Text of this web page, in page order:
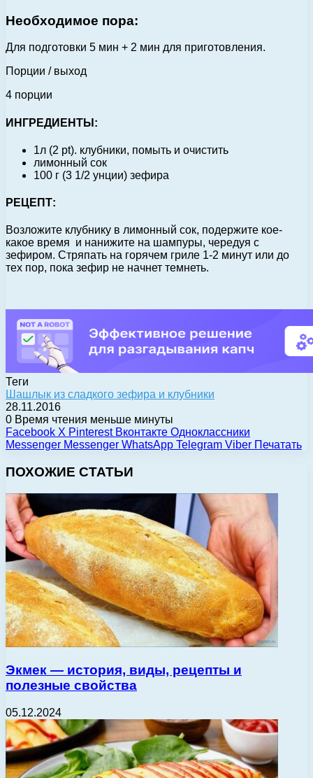
Необходимое пора:
Для подготовки 5 мин + 2 мин для приготовления.
Порции / выход
4 порции
ИНГРЕДИЕНТЫ:
1л (2 pt). клубники, помыть и очистить
лимонный сок
100 г (3 1/2 унции) зефира
РЕЦЕПТ:
Возложите клубнику в лимонный сок, подержите кое-
какое время и нанижите на шампуры, чередуя с
зефиром. Стряпать на горячем гриле 1-2 минут или до
тех пор, пока зефир не начнет темнеть.
Теги
Шашлык из сладкого зефира и клубники
28.11.2016
0 Время чтения меньше минуты
Facebook X Pinterest Вконтакте Одноклассники
Messenger Messenger WhatsApp Telegram Viber Печатать
ПОХОЖИЕ СТАТЬИ
Экмек — история, виды, рецепты и
полезные свойства
05.12.2024